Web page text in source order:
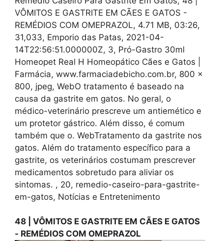
VÔMITOS E GASTRITE EM CÃES E GATOS -
REMÉDIOS COM OMEPRAZOL, 4.71 MB, 03:26,
31,033, Emporio das Patas, 2021-04-
14T22:56:51.000000Z, 3, Pró-Gastro 30ml
Homeopet Real H Homeopático Cães e Gatos |
Farmácia, www.farmaciadebicho.com.br, 800 x
800, jpeg, WebO tratamento é baseado na
causa da gastrite em gatos. No geral, o
médico-veterinário prescreve um antiemético e
um protetor gástrico. Além disso, é comum
também que o. WebTratamento da gastrite nos
gatos. Além do tratamento específico para a
gastrite, os veterinários costumam prescrever
medicamentos sobretudo para aliviar os
sintomas. , 20, remedio-caseiro-para-gastrite-
em-gatos, Notícias e Entretenimento
48 | VÔMITOS E GASTRITE EM CÃES E GATOS
- REMÉDIOS COM OMEPRAZOL